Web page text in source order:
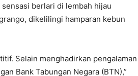
berlari di lembah hijau
dikelilingi hamparan kebun
Selain menghadirkan pengalaman
Bank Tabungan Negara (BTN),”